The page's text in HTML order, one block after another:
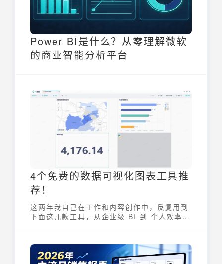
Power BI是什么？从零理解微软
的商业智能分析平台
4个免费的数据可视化图表工具推
荐！
这两年我自己在工作和内容创作中，反复用到
下面这几款工具，从企业级 BI 到 个人效率神